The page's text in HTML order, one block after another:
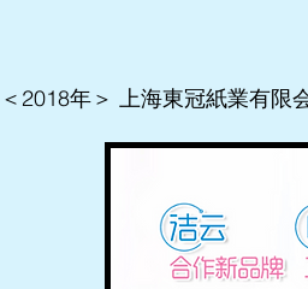
＜2018年＞ 上海東冠紙業有限